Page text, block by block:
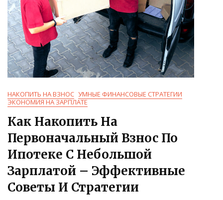
НАКОПИТЬ НА ВЗНОС УМНЫЕ ФИНАНСОВЫЕ СТРАТЕГИИ
ЭКОНОМИЯ НА ЗАРПЛАТЕ
Как Накопить На
Первоначальный Взнос По
Ипотеке С Небольшой
Зарплатой – Эффективные
Советы И Стратегии